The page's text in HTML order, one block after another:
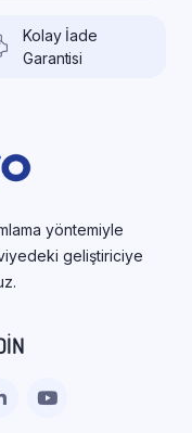
Kolay İade
Garantisi
yöntemiyle
geliştiriciye